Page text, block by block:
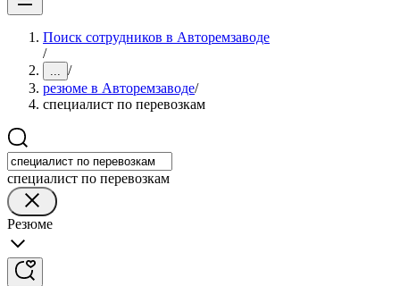
Поиск сотрудников в Авторемзаводе
/
... /
резюме в Авторемзаводе/
специалист по перевозкам
специалист по перевозкам
Резюме